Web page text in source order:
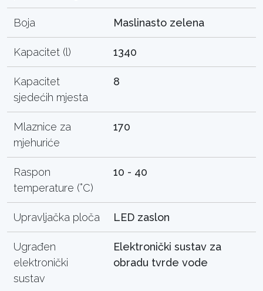
Boja Maslinasto zelena
Kapacitet (l) 1340
Kapacitet
sjedećih mjesta
8
Mlaznice za
mjehuriće
170
Raspon
temperature (°C)
10 - 40
Upravljačka ploča LED zaslon
Ugrađen
elektronički
sustav
Elektronički sustav za
obradu tvrde vode